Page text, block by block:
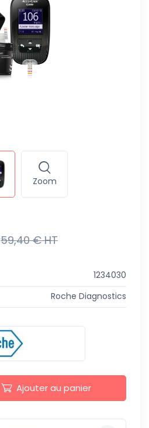
Zoom
59,40 € HT
1234030
Roche Diagnostics
Ajouter au panier